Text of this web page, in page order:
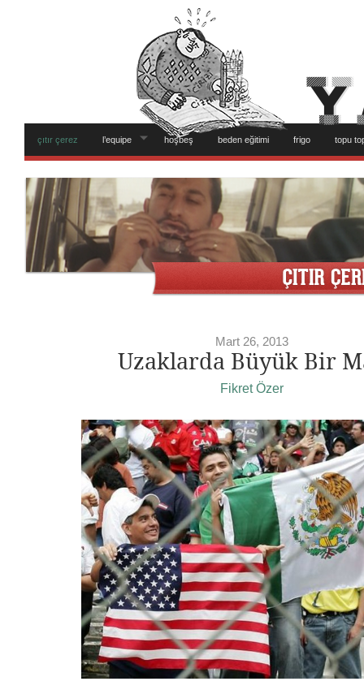
çıtır çerez l’equipe hoşbeş beden eğitimi frigo topu
Mart 26, 2013
Uzaklarda Büyük Bir
Fikret Özer